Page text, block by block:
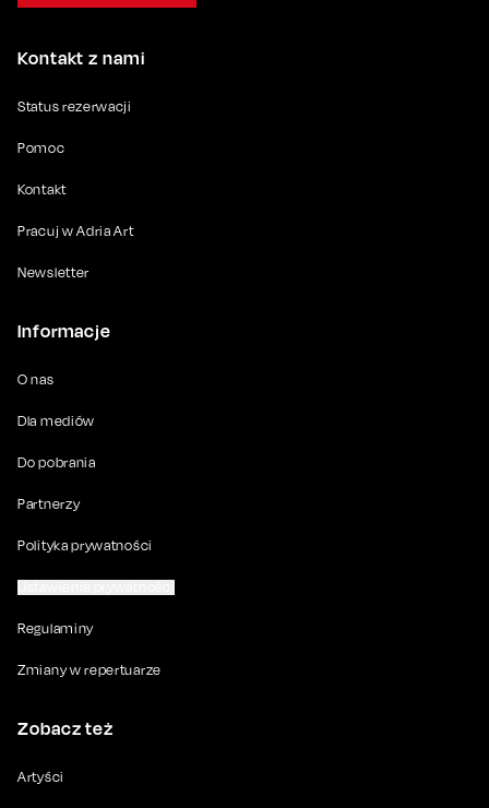
Kontakt z nami
Status rezerwacji
Pomoc
Kontakt
Pracuj w Adria Art
Newsletter
Informacje
O nas
Dla mediów
Do pobrania
Partnerzy
Polityka prywatności
Regulaminy
Zmiany w repertuarze
Zobacz też
Artyści